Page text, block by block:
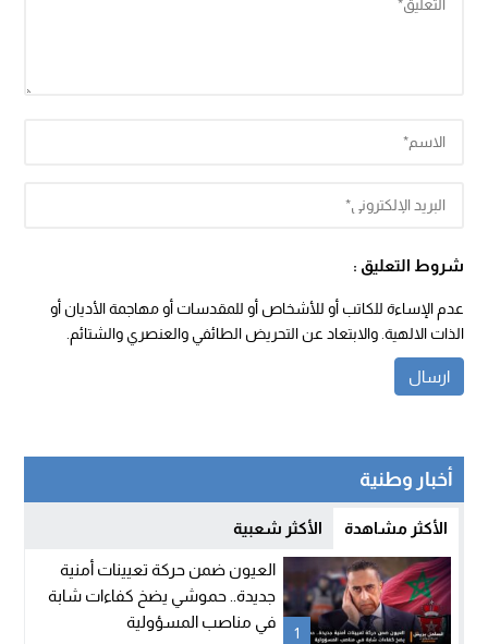
شروط التعليق :
عدم الإساءة للكاتب أو للأشخاص أو للمقدسات أو مهاجمة الأديان أو
الذات الالهية. والابتعاد عن التحريض الطائفي والعنصري والشتائم.
أخبار وطنية
الأكثر مشاهدة الأكثر شعبية
1
العيون ضمن حركة تعيينات أمنية
جديدة.. حموشي يضخ كفاءات شابة
في مناصب المسؤولية